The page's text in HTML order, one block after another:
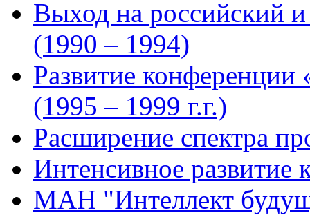
Выход на российский
(1990 – 1994)
Развитие конференции
(1995 – 1999 г.г.)
Расширение спектра
Интенсивное
МАН "Интеллект